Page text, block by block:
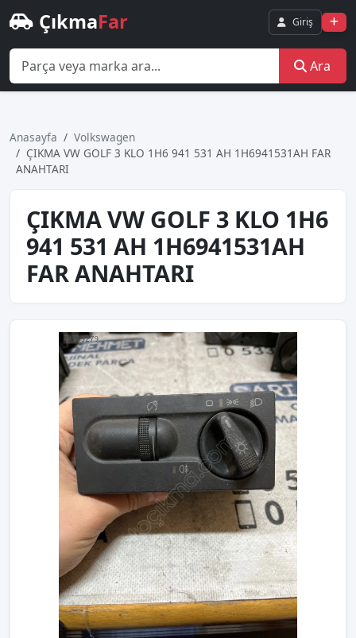
ÇıkmaFar Giriş
Ara
Anasayfa
Volkswagen
ÇIKMA VW GOLF 3 KLO 1H6 941 531 AH 1H6941531AH FAR
ANAHTARI
ÇIKMA VW GOLF 3 KLO 1H6
941 531 AH 1H6941531AH
FAR ANAHTARI